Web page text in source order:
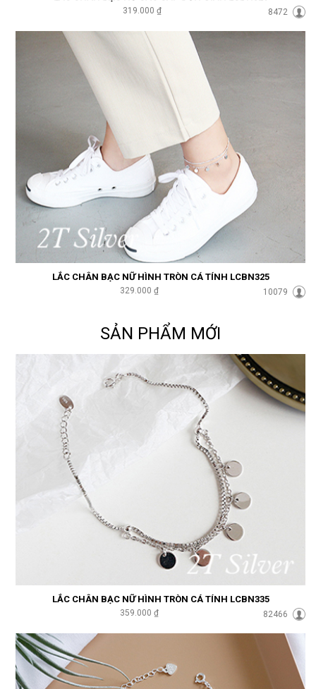
319.000 ₫ 8472
LẮC CHÂN BẠC NỮ HÌNH TRÒN CÁ TÍNH LCBN325
329.000 ₫ 10079
SẢN PHẨM MỚI
LẮC CHÂN BẠC NỮ HÌNH TRÒN CÁ TÍNH LCBN335
359.000 ₫ 82466